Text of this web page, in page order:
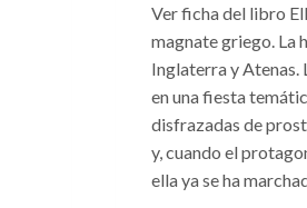
Ver ficha del libro
magnate griego. La
Inglaterra y Atenas.
en una fiesta
disfrazadas de
y, cuando el
ella ya se ha